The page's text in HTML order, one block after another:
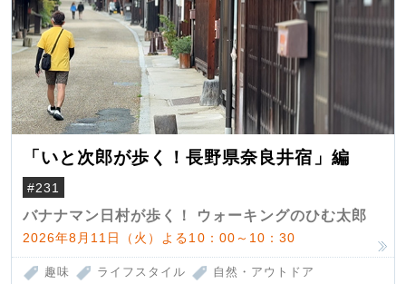
「いと次郎が歩く！長野県奈良井宿」編
#231
バナナマン日村が歩く！ ウォーキングのひむ太郎
2026年8月11日（火）よる10：00～10：30
趣味 ライフスタイル 自然・アウトドア